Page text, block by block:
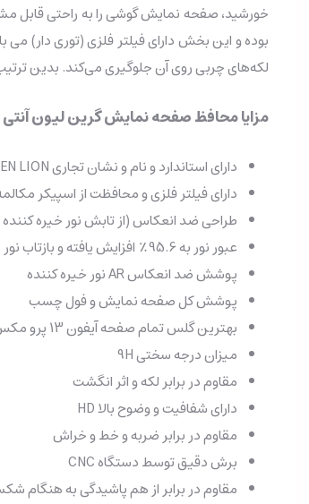
خورشید، صفحه نمایش گوشی را به راحتی
بوده و این بخش دارای فیلتر فلزی (توری دار)
لکه‌های چربی روی آن جلوگیری می‌کند. بدین
مزایا محافظ صفحه نمایش گرین لیون آنتی
دارای استاندارد و نام و نشان تجاری GREEN LION
دارای فیلتر فلزی و محافظت از اسپیکر
طراحی ضد انعکاس (از تابش نور خیره
عبور نور به 95.6٪ افزایش یافته و بازتاب نور به 1.2٪ کاهش یافته است
پوشش ضد انعکاس AR نور خیره کننده
پوشش کل صفحه نمایش و فول چسب
بهترین گلس تمام صفحه آیفون 13 پرو مکس
میزان درجه سختی 9H
مقاوم در برابر لکه و اثر انگشت
دارای شفافیت و وضوح بالا HD
مقاوم در برابر ضربه و خط و خراش
برش دقیق توسط دستگاه CNC
مقاوم در برابر از هم پاشیدگی به هنگام